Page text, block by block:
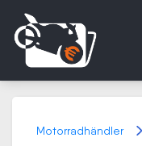
Motorradhändler